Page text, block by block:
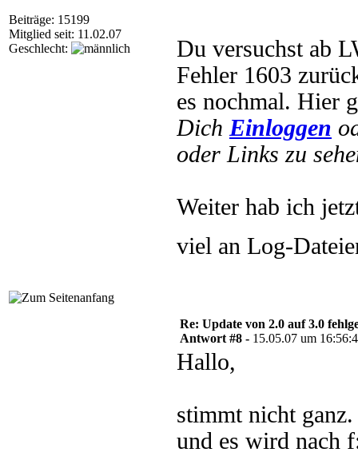
Beiträge: 15199
Mitglied seit: 11.02.07
Geschlecht:
Du versuchst ab
Fehler 1603
es nochmal. Hier
Dich Einloggen
oder Links zu
Weiter hab ich
viel an Log-
Re: Update von 2.0 auf 3.0
Antwort #8 - 15.05.07 um
Hallo,
stimmt nicht
und es wird nach